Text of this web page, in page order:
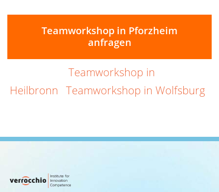
Teamworkshop in Pforzheim
anfragen
Teamworkshop in
Heilbronn Teamworkshop in Wolfsburg